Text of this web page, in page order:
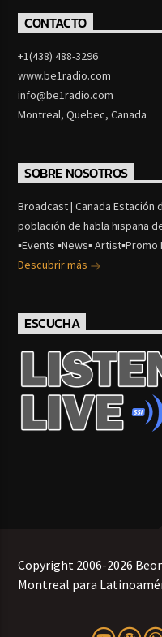
CONTACTO
+1(438) 488-3296
www.be1radio.com
info@be1radio.com
Montreal, Quebec, Canada
SOBRE NOSOTROS
Broadcast | Canada Estación
población de habla hispana
▪Events ▪News▪
Descubrir más
ESCUCHA
Copyright 2006-2026
Montreal para